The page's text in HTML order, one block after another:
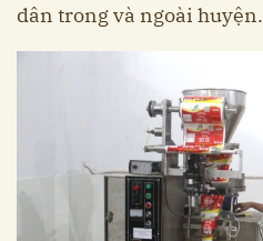
dân trong và ngoài huyện.